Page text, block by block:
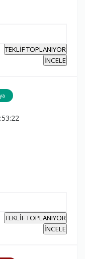
TEKLİF TOPLANIYOR
İNCELE
TEKLİF TOPLANIYOR
İNCELE